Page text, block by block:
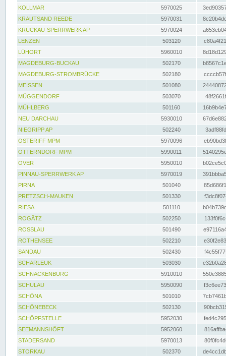
KOLLMAR
5970025
KRAUTSAND REEDE
5970031
KRÜCKAU-SPERRWERK AP
5970024
LENZEN
503120
LÜHORT
5960010
MAGDEBURG-BUCKAU
502170
MAGDEBURG-STROMBRÜCKE
502180
MEISSEN
501080
MÜGGENDORF
503070
MÜHLBERG
501160
NEU DARCHAU
5930010
NIEGRIPP AP
502240
OSTERIFF MPM
5970096
OTTERNDORF MPM
5990011
OVER
5950010
PINNAU-SPERRWERK AP
5970019
PIRNA
501040
PRETZSCH-MAUKEN
501330
RIESA
501110
ROGÄTZ
502250
ROSSLAU
501490
ROTHENSEE
502210
SANDAU
502430
SCHARLEUK
503030
SCHNACKENBURG
5910010
SCHULAU
5950090
SCHÖNA
501010
SCHÖNEBECK
502130
SCHÖPFSTELLE
5952030
SEEMANNSHÖFT
5952060
STADERSAND
5970013
STORKAU
502370